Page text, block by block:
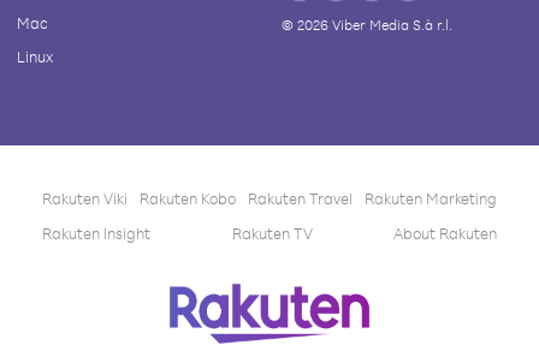
Mac
Linux
© 2026Viber Media S.à r.l.
Rakuten Viki Rakuten Kobo Rakuten Travel
Rakuten Marketing
Rakuten Insight
Rakuten TV About Rakuten